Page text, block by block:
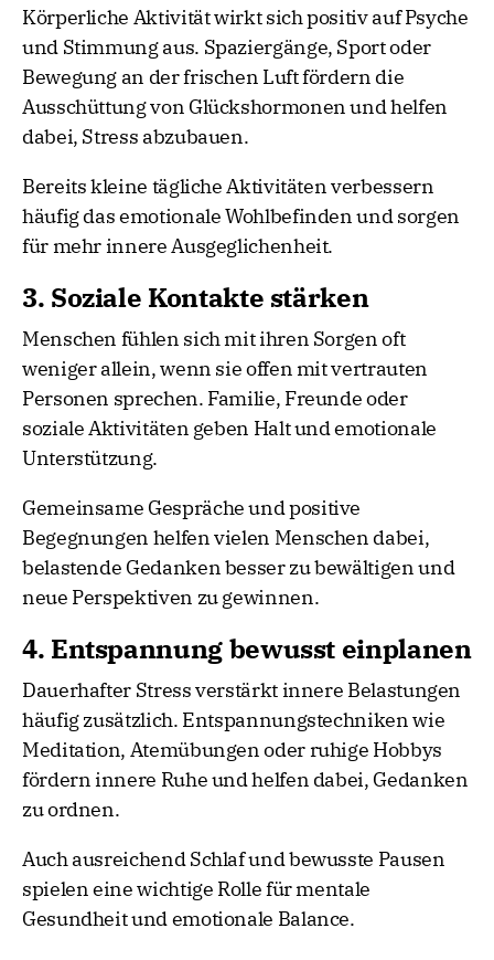
Körperliche Aktivität wirkt sich positiv auf Psyche
und Stimmung aus. Spaziergänge, Sport oder
Bewegung an der frischen Luft fördern die
Ausschüttung von Glückshormonen und helfen
dabei, Stress abzubauen.
Bereits kleine tägliche Aktivitäten verbessern
häufig das emotionale Wohlbefinden und sorgen
für mehr innere Ausgeglichenheit.
3. Soziale Kontakte stärken
Menschen fühlen sich mit ihren Sorgen oft
weniger allein, wenn sie offen mit vertrauten
Personen sprechen. Familie, Freunde oder
soziale Aktivitäten geben Halt und emotionale
Unterstützung.
Gemeinsame Gespräche und positive
Begegnungen helfen vielen Menschen dabei,
belastende Gedanken besser zu bewältigen und
neue Perspektiven zu gewinnen.
4. Entspannung bewusst einplanen
Dauerhafter Stress verstärkt innere Belastungen
häufig zusätzlich. Entspannungstechniken wie
Meditation, Atemübungen oder ruhige Hobbys
fördern innere Ruhe und helfen dabei, Gedanken
zu ordnen.
Auch ausreichend Schlaf und bewusste Pausen
spielen eine wichtige Rolle für mentale
Gesundheit und emotionale Balance.